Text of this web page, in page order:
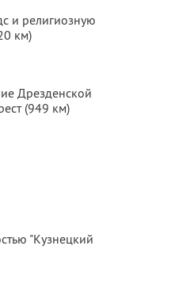
и религиозную
км)
Дрезденской
(949 км)
"Кузнецкий